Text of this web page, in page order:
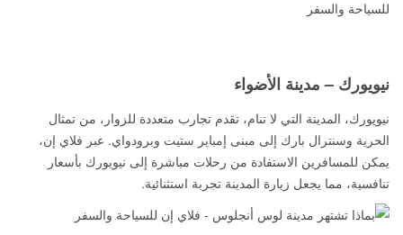
نيويورك – مدينة الأضواء
نيويورك، المدينة التي لا تنام، تقدم تجارب متعددة للزوار، من تمثال
الحرية وسنترال بارك إلى مبنى إمباير ستيت وبرودواي. عبر فلاي إن،
يمكن للمسافرين الاستفادة من رحلات مباشرة إلى نيويورك بأسعار
تنافسية، مما يجعل زيارة المدينة تجربة استثنائية.